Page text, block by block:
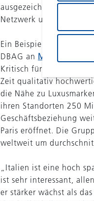
ausgezeichnete
Netzwerk und
Ein Beispiel für eine
DBAG an MTWH
,
Kritisch für den
Zeit qualitativ
die Nähe zu
ihren Standorten 250
Geschäftsbeziehung
Paris eröffnet. Die
weltweit um
„Italien ist eine hoch
ist sehr interessant,
er stärker wächst als